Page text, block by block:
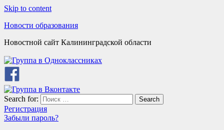
Skip to content
Новости образования
Новостной сайт Калининградской области
Search for: Search
Регистрация
Забыли пароль?